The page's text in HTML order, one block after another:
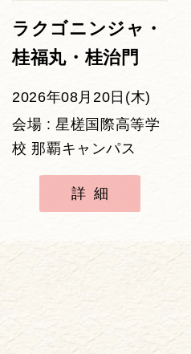
ラクゴニンジャ・
桂福丸・桂治門
2026年08月20日(木)
会場 : 星槎国際高等学
校 那覇キャンパス
詳細